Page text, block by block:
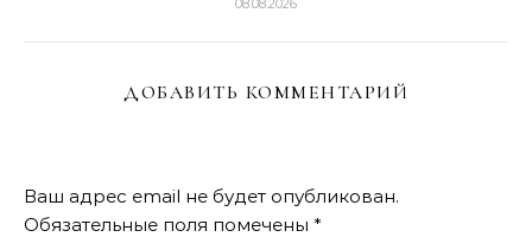
08.08.2026
ДОБАВИТЬ КОММЕНТАРИЙ
Ваш адрес email не будет опубликован.
Обязательные поля помечены *